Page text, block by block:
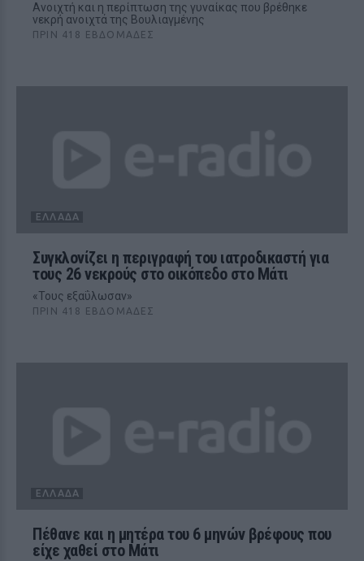
Ανοιχτή και η περίπτωση της γυναίκας που βρέθηκε
νεκρή ανοιχτά της Βουλιαγμένης
ΠΡΙΝ 418 ΕΒΔΟΜΆΔΕΣ
ΕΛΛΆΔΑ
Συγκλονίζει η περιγραφή του ιατροδικαστή για
τους 26 νεκρούς στο οικόπεδο στο Μάτι
«Τους εξαΰλωσαν»
ΠΡΙΝ 418 ΕΒΔΟΜΆΔΕΣ
ΕΛΛΆΔΑ
Πέθανε και η μητέρα του 6 μηνών βρέφους που
είχε χαθεί στο Μάτι